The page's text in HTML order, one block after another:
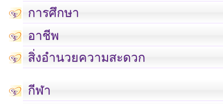
การศึกษา
อาชีพ
สิ่งอำนวยความสะดวก
กีฬา